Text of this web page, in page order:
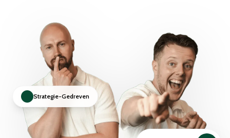
Strategie-Gedreven